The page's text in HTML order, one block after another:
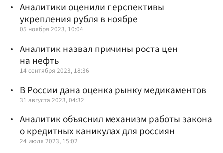
Аналитики оценили перспективы
укрепления рубля в ноябре
05 ноября 2023, 10:04
Аналитик назвал причины роста цен
на нефть
14 сентября 2023, 18:36
В России дана оценка рынку медикаментов
31 августа 2023, 04:32
Аналитик объяснил механизм работы закона
о кредитных каникулах для россиян
24 июля 2023, 15:02